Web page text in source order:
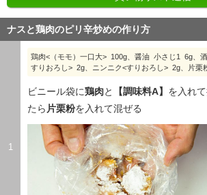
ナスと鶏肉のピリ辛炒めの作り方
1
鶏肉<（モモ）一口大> 100g、醤油 小さじ1 6g、
すりおろし> 2g、ニンニク<すりおろし> 2g、片
ビニール袋に鶏肉と 【調味料A】 を入れ
たら 片栗粉を入れて混ぜる